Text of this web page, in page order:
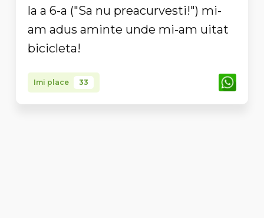
la a 6-a ("Sa nu preacurvesti!") mi-
am adus aminte unde mi-am uitat
bicicleta!
Imi place 33